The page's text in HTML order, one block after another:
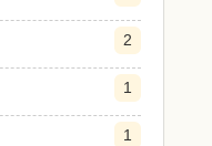
2
1
1